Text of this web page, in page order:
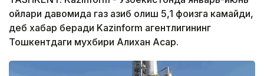
ойлари давомида газ қазиб олиш 5,1 фоизга камайди,
деб хабар беради Kazinform агентлигининг
Тошкентдаги мухбири Алихан Асқар.